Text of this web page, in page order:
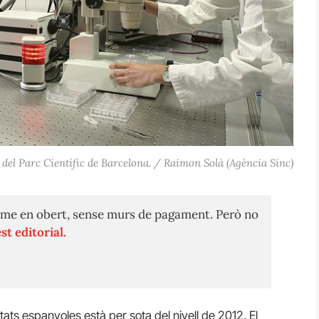
Parc Científic de Barcelona. / Raimon Solà (Agència Sinc)
en obert, sense murs de pagament. Però no
editorial.
espanyoles està per sota del nivell de 2012. El